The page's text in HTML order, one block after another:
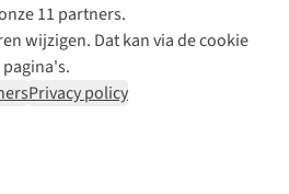
11 partners.
wijzigen. Dat kan via de cookie
Privacy policy